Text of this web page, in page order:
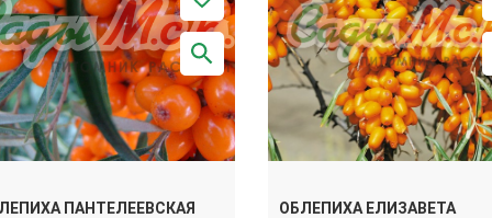
ПАНТЕЛЕЕВСКАЯ ОБЛЕПИХА ЕЛИЗАВЕТА